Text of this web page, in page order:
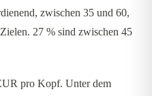
zwischen 35 und 60,
27 % sind zwischen 45
pro Kopf. Unter dem